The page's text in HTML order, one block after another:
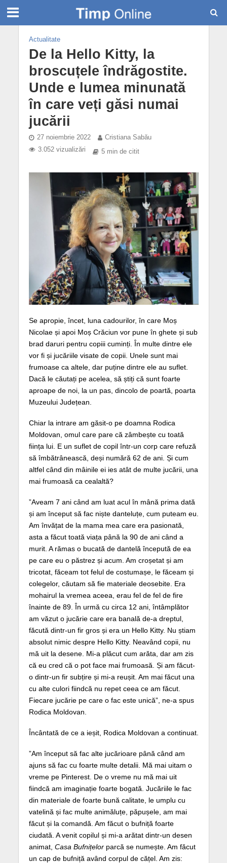
Actualitate
De la Hello Kitty, la
broscuțele îndrăgostite.
Unde e lumea minunată
în care veți găsi numai
jucării
27 noiembrie 2022
Cristiana Sabău
3.052 vizualizări
5 min de citit
Se apropie, încet, luna cadourilor, în care Moș
Nicolae și apoi Moș Crăciun vor pune în ghete și sub
brad daruri pentru copiii cuminți. În multe dintre ele
vor fi și jucăriile visate de copii. Unele sunt mai
frumoase ca altele, dar puține dintre ele au suflet.
Dacă le căutați pe acelea, să știți că sunt foarte
aproape de noi, la un pas, dincolo de poartă, poarta
Muzeului Județean.
Chiar la intrare am găsit-o pe doamna Rodica
Moldovan, omul care pare că zâmbește cu toată
ființa lui. E un suflet de copil într-un corp care refuză
să îmbătrânească, deși numără 62 de ani. Și cum
altfel când din mâinile ei ies atât de multe jucării, una
mai frumoasă ca cealaltă?
”Aveam 7 ani când am luat acul în mână prima dată
și am început să fac niște danteluțe, cum puteam eu.
Am învățat de la mama mea care era pasionată,
asta a făcut toată viața până la 90 de ani când a
murit. A rămas o bucată de dantelă începută de ea
pe care eu o păstrez și acum. Am croșetat și am
tricotat, făceam tot felul de costumașe, le făceam și
colegelor, căutam să fie materiale deosebite. Era
mohairul la vremea aceea, erau fel de fel de fire
înainte de 89. În urmă cu circa 12 ani, întâmplător
am văzut o jucărie care era banală de-a dreptul,
făcută dintr-un fir gros și era un Hello Kitty. Nu știam
absolut nimic despre Hello Kitty. Neavând copii, nu
mă uit la desene. Mi-a plăcut cum arăta, dar am zis
că eu cred că o pot face mai frumoasă. Și am făcut-
o dintr-un fir subțire și mi-a reușit. Am mai făcut una
cu alte culori fiindcă nu repet ceea ce am făcut.
Fiecare jucărie pe care o fac este unică”, ne-a spus
Rodica Moldovan.
Încântată de ce a ieșit, Rodica Moldovan a continuat.
”Am început să fac alte jucărioare până când am
ajuns să fac cu foarte multe detalii. Mă mai uitam o
vreme pe Pinterest. De o vreme nu mă mai uit
fiindcă am imaginație foarte bogată. Jucăriile le fac
din materiale de foarte bună calitate, le umplu cu
vatelină și fac multe animăluțe, păpușele, am mai
făcut și la comandă. Am făcut o bufniță foarte
ciudată. A venit copilul și mi-a arătat dintr-un desen
animat, Casa Bufnițelor parcă se numește. Am făcut
un cap de bufniță având corpul de cățel. Am zis: